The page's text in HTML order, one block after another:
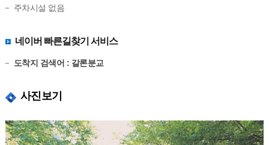
주차시설 없음
네이버 빠른길찾기 서비스
도착지 검색어 : 갈론분교
사진보기